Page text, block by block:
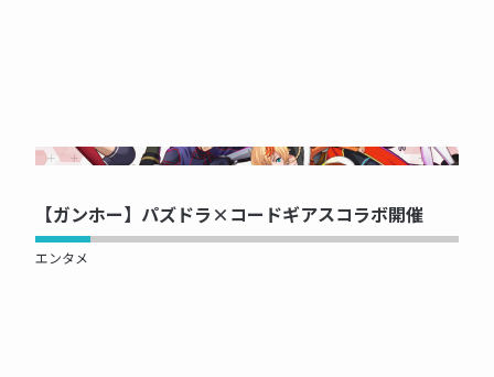
NOW PRINTING...
【ガンホー】パズドラ×コードギアスコラボ開催
エンタメ